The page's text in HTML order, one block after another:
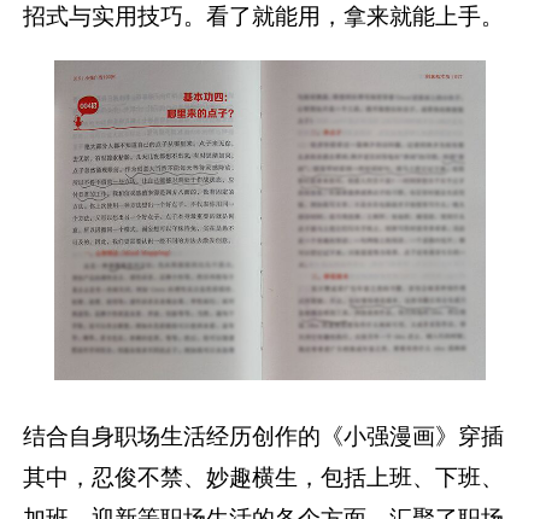
招式与实用技巧。看了就能用，拿来就能上手。
结合自身职场生活经历创作的《小强漫画》穿插
其中，忍俊不禁、妙趣横生，包括上班、下班、